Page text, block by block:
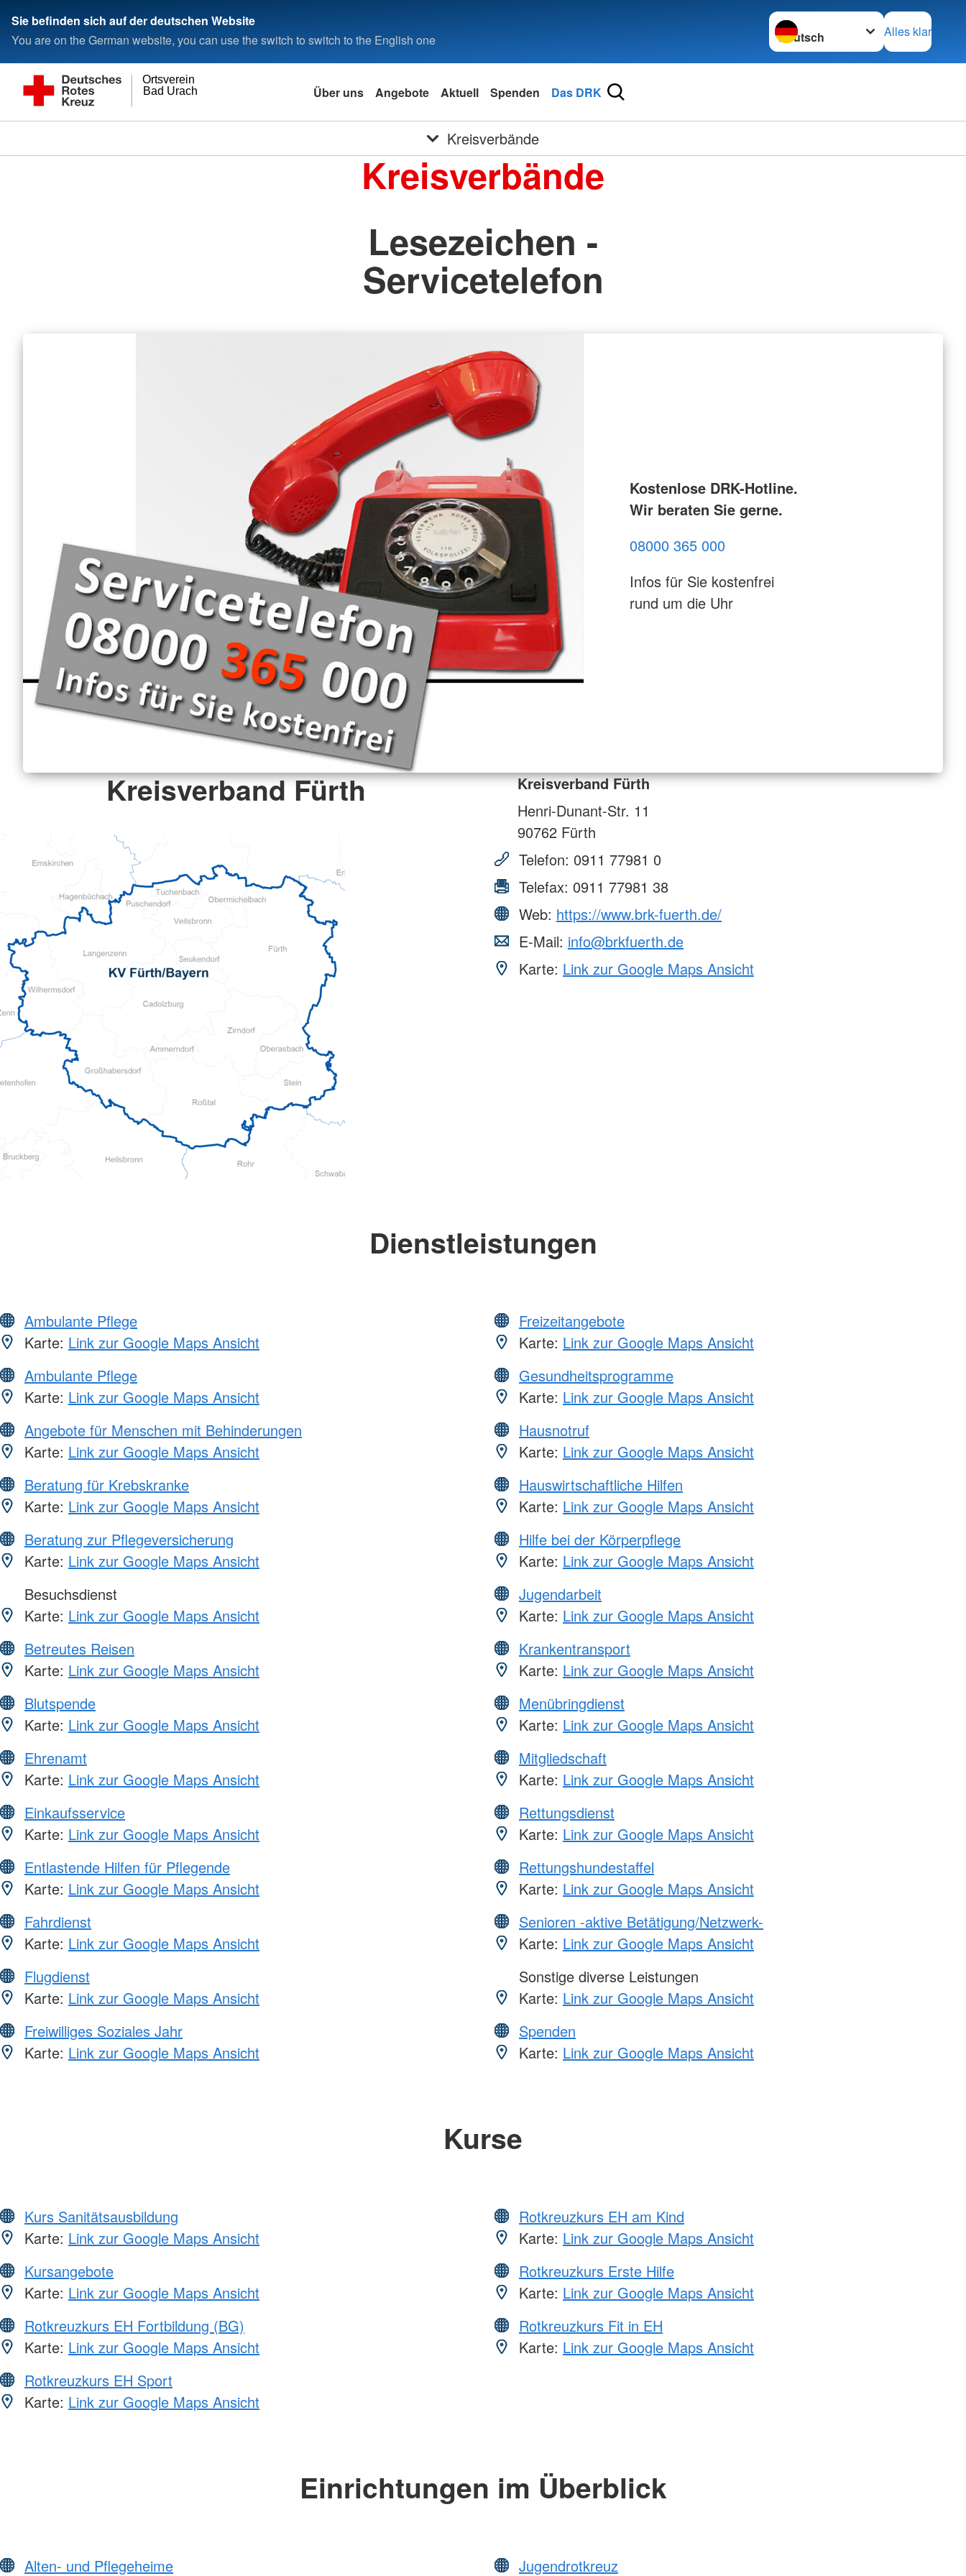
Sie befinden sich auf der deutschen Website
You are on the German website, you can use the switch to switch to the English one
Sprache wechseln zu
Alles klar
Bad Urach
Ortsverein
Über uns Angebote Aktuell Spenden Das DRK
Kreisverbände
Kreisverbände
Lesezeichen -
Servicetelefon
Kostenlose DRK-Hotline.
Wir beraten Sie gerne.
08000 365 000
Infos für Sie kostenfrei
rund um die Uhr
Kreisverband Fürth
Kreisverband Fürth
Henri-Dunant-Str. 11
90762 Fürth
Telefon: 0911 77981 0
Telefax: 0911 77981 38
Web: https://www.brk-fuerth.de/
E-Mail: info@brkfuerth.de
Karte: Link zur Google Maps Ansicht
Dienstleistungen
Ambulante Pflege
Karte: Link zur Google Maps Ansicht
Ambulante Pflege
Karte: Link zur Google Maps Ansicht
Angebote für Menschen mit Behinderungen
Karte: Link zur Google Maps Ansicht
Beratung für Krebskranke
Karte: Link zur Google Maps Ansicht
Beratung zur Pflegeversicherung
Karte: Link zur Google Maps Ansicht
Besuchsdienst
Karte: Link zur Google Maps Ansicht
Betreutes Reisen
Karte: Link zur Google Maps Ansicht
Blutspende
Karte: Link zur Google Maps Ansicht
Ehrenamt
Karte: Link zur Google Maps Ansicht
Einkaufsservice
Karte: Link zur Google Maps Ansicht
Entlastende Hilfen für Pflegende
Karte: Link zur Google Maps Ansicht
Fahrdienst
Karte: Link zur Google Maps Ansicht
Flugdienst
Karte: Link zur Google Maps Ansicht
Freiwilliges Soziales Jahr
Karte: Link zur Google Maps Ansicht
Freizeitangebote
Karte: Link zur Google Maps Ansicht
Gesundheitsprogramme
Karte: Link zur Google Maps Ansicht
Hausnotruf
Karte: Link zur Google Maps Ansicht
Hauswirtschaftliche Hilfen
Karte: Link zur Google Maps Ansicht
Hilfe bei der Körperpflege
Karte: Link zur Google Maps Ansicht
Jugendarbeit
Karte: Link zur Google Maps Ansicht
Krankentransport
Karte: Link zur Google Maps Ansicht
Menübringdienst
Karte: Link zur Google Maps Ansicht
Mitgliedschaft
Karte: Link zur Google Maps Ansicht
Rettungsdienst
Karte: Link zur Google Maps Ansicht
Rettungshundestaffel
Karte: Link zur Google Maps Ansicht
Senioren -aktive Betätigung/Netzwerk-
Karte: Link zur Google Maps Ansicht
Sonstige diverse Leistungen
Karte: Link zur Google Maps Ansicht
Spenden
Karte: Link zur Google Maps Ansicht
Kurse
Kurs Sanitätsausbildung
Karte: Link zur Google Maps Ansicht
Kursangebote
Karte: Link zur Google Maps Ansicht
Rotkreuzkurs EH Fortbildung (BG)
Karte: Link zur Google Maps Ansicht
Rotkreuzkurs EH Sport
Karte: Link zur Google Maps Ansicht
Rotkreuzkurs EH am Kind
Karte: Link zur Google Maps Ansicht
Rotkreuzkurs Erste Hilfe
Karte: Link zur Google Maps Ansicht
Rotkreuzkurs Fit in EH
Karte: Link zur Google Maps Ansicht
Einrichtungen im Überblick
Alten- und Pflegeheime Jugendrotkreuz